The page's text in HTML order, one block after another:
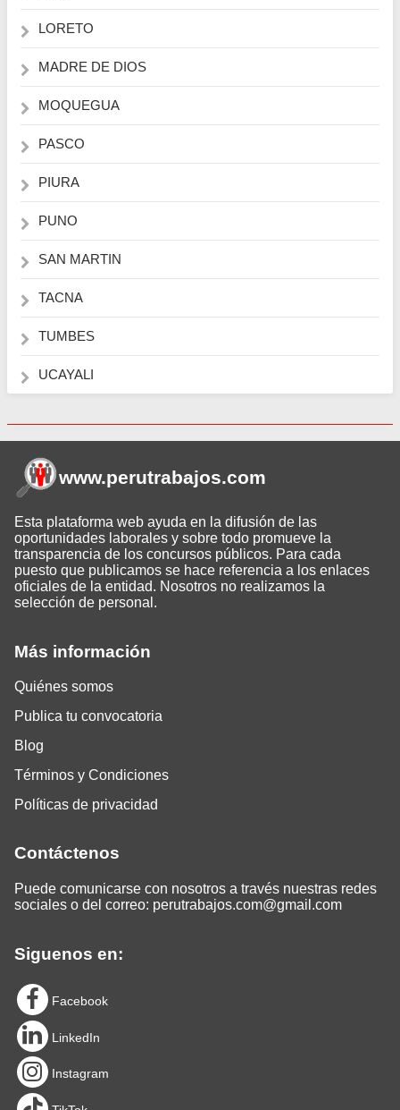
LORETO
MADRE DE DIOS
MOQUEGUA
PASCO
PIURA
PUNO
SAN MARTIN
TACNA
TUMBES
UCAYALI
Más información
Quiénes somos
Publica tu convocatoria
Blog
Términos y Condiciones
Políticas de privacidad
Contáctenos
Puede comunicarse con nosotros a través nuestras redes
sociales o del correo: perutrabajos.com@gmail.com
Siguenos en:
Facebook
LinkedIn
Instagram
www.perutrabajos.com
Esta plataforma web ayuda en la difusión de las
oportunidades laborales y sobre todo promueve la
transparencia de los concursos públicos. Para cada
puesto que publicamos se hace referencia a los enlaces
oficiales de la entidad. Nosotros no realizamos la
selección de personal.